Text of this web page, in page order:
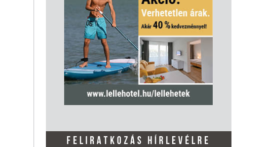
FELIRATKOZÁS HÍRLEVÉLRE